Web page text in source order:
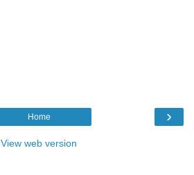
›
Home
View web version